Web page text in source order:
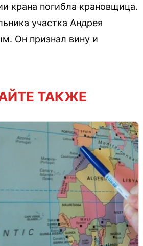
крана погибла крановщица.
участка Андрея
Он признал вину и
ТАКЖЕ